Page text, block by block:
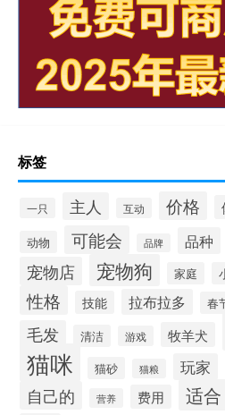
标签
一只 主人 互动 价格
动物 可能会 品牌 品种
宠物店 宠物狗 家庭
性格 技能 拉布拉多 春
毛发 清洁 游戏 牧羊犬
猫咪 猫砂 猫粮 玩家
自己的 营养 费用 适合